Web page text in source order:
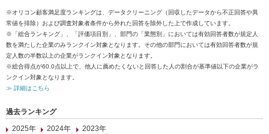
※オリコン顧客満足度ランキングは、データクリーニング（回収したデータから不正回答や異
常値を排除）および調査対象者条件から外れた回答を除外した上で作成しています。
※「総合ランキング」、「評価項目別」、部門の「業態別」においては有効回答者数が規定人
数を満たした企業のみランクイン対象となります。その他の部門においては有効回答者数が規
定人数の半数以上の企業がランクイン対象となります。
※総合得点が60.0点以上で、他人に薦めたくないと回答した人の割合が基準値以下の企業がラ
ンクイン対象となります。
≫ 詳細はこちら
過去ランキング
2025年
2024年 2023年